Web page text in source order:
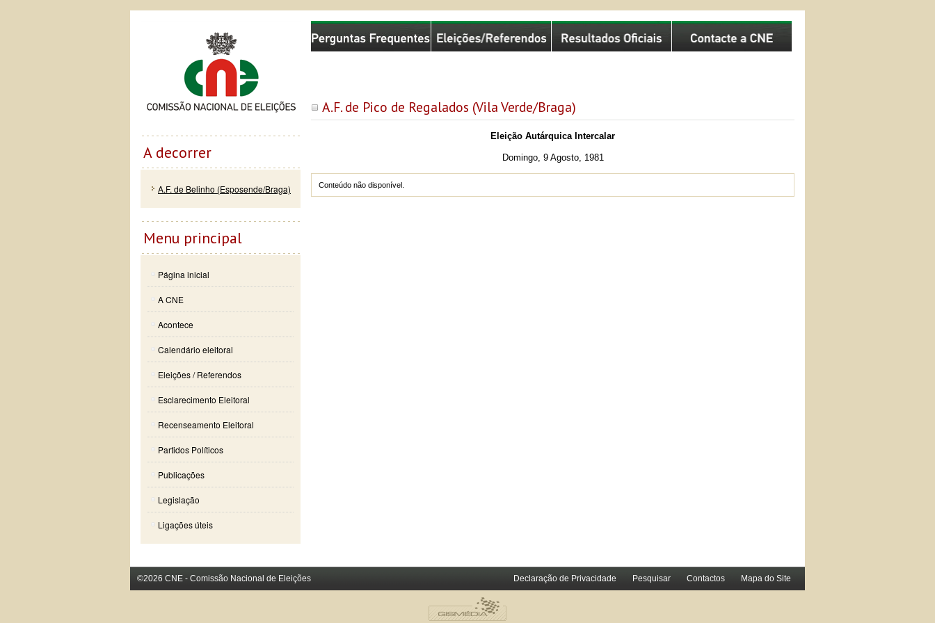
A.F. de Pico de Regalados (Vila Verde/Braga)
Eleição Autárquica Intercalar
Domingo, 9 Agosto, 1981
Conteúdo não disponível.
Comissão Nacional de Eleições
A decorrer
A.F. de Belinho (Esposende/Braga)
Menu principal
Página inicial
A CNE
Acontece
Calendário eleitoral
Eleições / Referendos
Esclarecimento Eleitoral
Recenseamento Eleitoral
Partidos Políticos
Publicações
Legislação
Ligações úteis
©2026 CNE - Comissão Nacional de Eleições Declaração de Privacidade Pesquisar Contactos Mapa do Site